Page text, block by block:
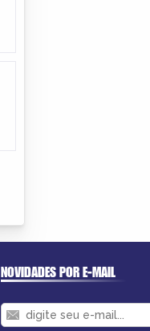
NOVIDADES POR E-MAIL